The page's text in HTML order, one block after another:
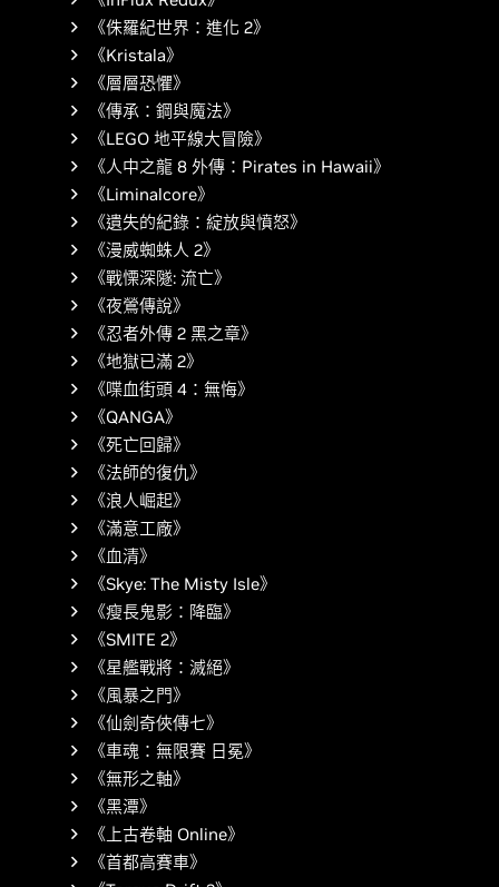
《侏羅紀世界：進化 2》
《Kristala》
《層層恐懼》
《傳承：鋼與魔法》
《LEGO 地平線大冒險》
《人中之龍 8 外傳：Pirates in Hawaii》
《Liminalcore》
《遺失的紀錄：綻放與憤怒》
《漫威蜘蛛人 2》
《戰慄深隧: 流亡》
《夜鶯傳說》
《忍者外傳 2 黑之章》
《地獄已滿 2》
《喋血街頭 4：無悔》
《QANGA》
《死亡回歸》
《法師的復仇》
《浪人崛起》
《滿意工廠》
《血清》
《Skye: The Misty Isle》
《瘦長鬼影：降臨》
《SMITE 2》
《星艦戰將：滅絕》
《風暴之門》
《仙劍奇俠傳七》
《車魂：無限賽 日冕》
《無形之軸》
《黑潭》
《上古卷軸 Online》
《首都高賽車》